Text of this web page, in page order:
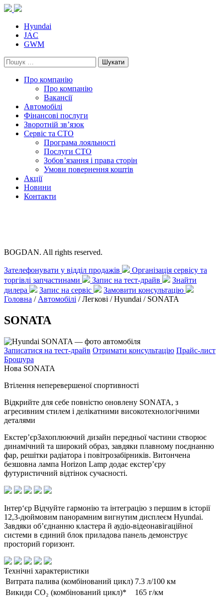
Skip
contentHyundai
JAC
GWM
Пошук:
Про компанію
Про компанію
Вакансії
Автомобілі
Фінансові послуги
Зворотній зв’язок
Cервіс та СТО
Програма лояльності
Послуги СТО
Зобов’язання і права сторін
Умови повернення коштів
Акції
Новини
Контакти
BOGDAN. All rights reserved.
Зателефонувати у відділ продажів
Організація сервісу та
торгівлі запчастинами
Запис на тест-драйв
Знайти
дилера
Запис на сервіс
Замовити консультацію
Головна / Автомобілі / Легкові / Hyundai / SONATA
SONATA
Записатися на тест-драйв Отримати консультацію Прайс-лист
Брошура
Нова SONATA
Втілення неперевершеної спортивності
Відкрийте для себе повністю оновлену SONATA, з
агресивним стилем і делікатними високотехнологічними
деталями
Екстер’єрЗахоплюючий дизайн передньої частини створює
динамічний та широкий образ, завдяки плавному поєднанню
фар, решітки радіатора і повітрозабірників. Витончена
безшовна лампа Horizon Lamp додає екстер’єру
футуристичний відтінок сучасності.
Інтер‘єр Відчуйте гармонію та інтеграцію з першим в історії
12,3-дюймовим панорамним вигнутим дисплеєм Hyundai.
Завдяки об’єднанню кластера й аудіо-відеонавігаційної
системи в єдиний блок приладова панель демонструє
просторий горизонт.
Технічні характеристики
Витрата палива (комбінований цикл) 7.3 л/100 км
Викиди CO₂ (комбінований цикл)*
165 г/км